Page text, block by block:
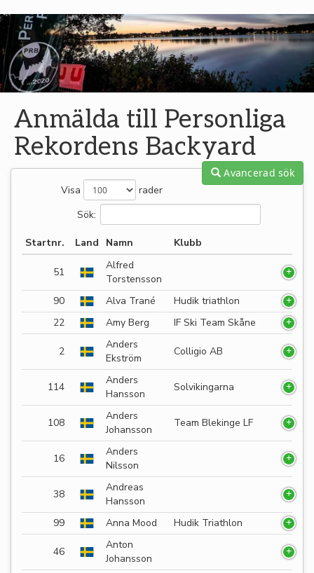
Anmälda till Personliga
Rekordens Backyard
Avancerad sök
Visa
rader
Sök:
Startnr. Land Namn Klubb
51
Alfred
Torstensson
90
Alva Trané
Hudik triathlon
22
Amy Berg IF Ski Team Skåne
2
Anders
Ekström
Colligio AB
114
Anders
Hansson
Solvikingarna
108
Anders
Johansson
Team Blekinge LF
16
Anders
Nilsson
38
Andreas
Hansson
99
Anna Mood Hudik Triathlon
46
Anton
Johansson